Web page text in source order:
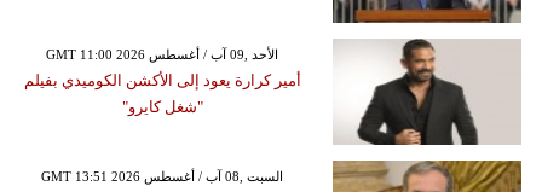
GMT 11:00 2026 الأحد ,09 آب / أغسطس
أمير كرارة يعود إلى الأكشن الكوميدي بفيلم
"شغل كايرو"
GMT 13:51 2026 السبت ,08 آب / أغسطس